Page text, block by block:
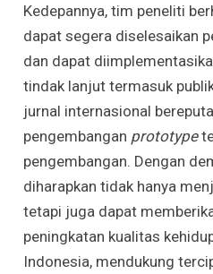
Kedepannya, tim peneliti
dapat segera diselesaikan
dan dapat
tindak lanjut termasuk
jurnal internasional
pengembangan prototype
pengembangan. Dengan
diharapkan tidak hanya
tetapi juga dapat
peningkatan kualitas
Indonesia, mendukung